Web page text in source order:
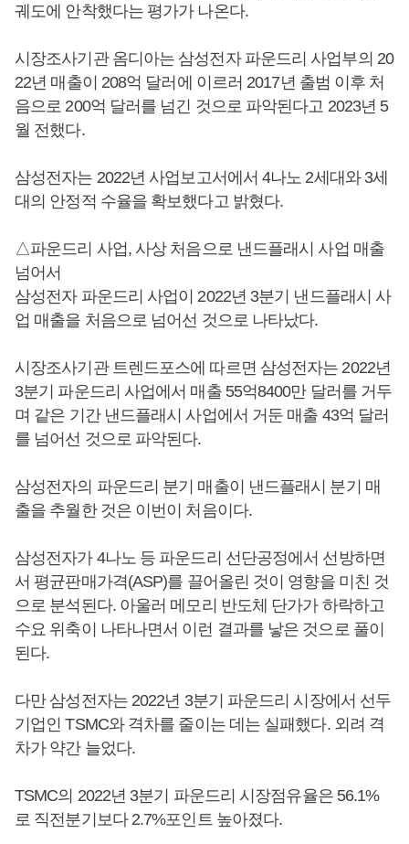
궤도에 안착했다는 평가가 나온다.
시장조사기관 옴디아는 삼성전자 파운드리 사업부의 20
22년 매출이 208억 달러에 이르러 2017년 출범 이후 처
음으로 200억 달러를 넘긴 것으로 파악된다고 2023년 5
월 전했다.
삼성전자는 2022년 사업보고서에서 4나노 2세대와 3세
대의 안정적 수율을 확보했다고 밝혔다.
△파운드리 사업, 사상 처음으로 낸드플래시 사업 매출
넘어서
삼성전자 파운드리 사업이 2022년 3분기 낸드플래시 사
업 매출을 처음으로 넘어선 것으로 나타났다.
시장조사기관 트렌드포스에 따르면 삼성전자는 2022년
3분기 파운드리 사업에서 매출 55억8400만 달러를 거두
며 같은 기간 낸드플래시 사업에서 거둔 매출 43억 달러
를 넘어선 것으로 파악된다.
삼성전자의 파운드리 분기 매출이 낸드플래시 분기 매
출을 추월한 것은 이번이 처음이다.
삼성전자가 4나노 등 파운드리 선단공정에서 선방하면
서 평균판매가격(ASP)를 끌어올린 것이 영향을 미친 것
으로 분석된다. 아울러 메모리 반도체 단가가 하락하고
수요 위축이 나타나면서 이런 결과를 낳은 것으로 풀이
된다.
다만 삼성전자는 2022년 3분기 파운드리 시장에서 선두
기업인 TSMC와 격차를 줄이는 데는 실패했다. 외려 격
차가 약간 늘었다.
TSMC의 2022년 3분기 파운드리 시장점유율은 56.1%
로 직전분기보다 2.7%포인트 높아졌다.